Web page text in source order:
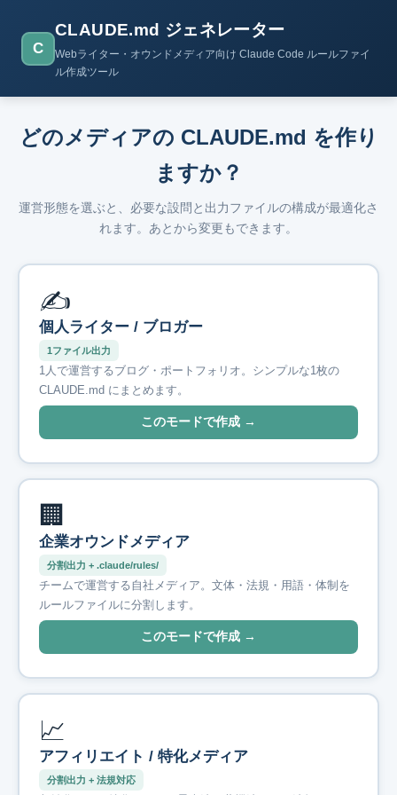
C
CLAUDE.md ジェネレーター
Webライター・オウンドメディア向け Claude Code ルールファイ
ル作成ツール
どのメディアの CLAUDE.md を作り
ますか？
運営形態を選ぶと、必要な設問と出力ファイルの構成が最適化さ
れます。あとから変更もできます。
✍️
個人ライター / ブロガー
1ファイル出力
1人で運営するブログ・ポートフォリオ。シンプルな1枚の
CLAUDE.md にまとめます。
このモードで作成 →
🏢
企業オウンドメディア
分割出力 + .claude/rules/
チームで運営する自社メディア。文体・法規・用語・体制を
ルールファイルに分割します。
このモードで作成 →
📈
アフィリエイト / 特化メディア
分割出力 + 法規対応